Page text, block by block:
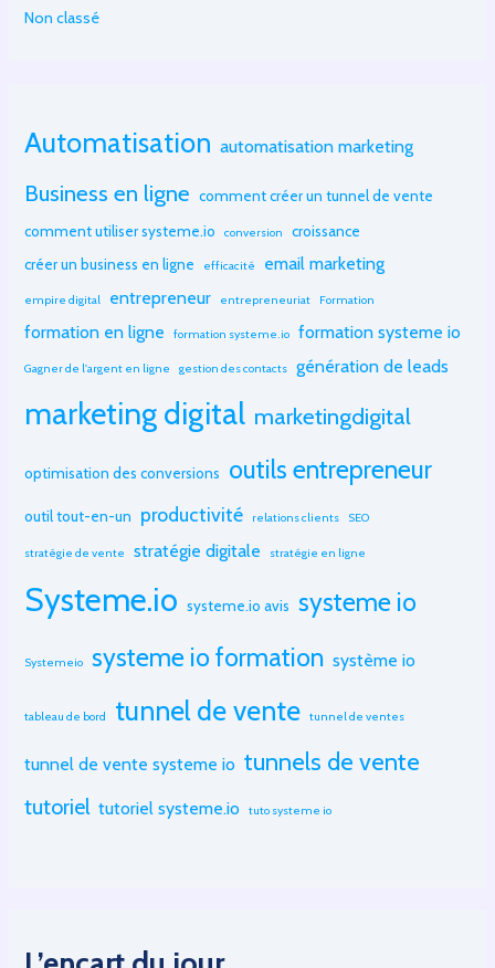
Non classé
Automatisation automatisation marketing
Business en ligne comment créer un tunnel de vente
comment utiliser systeme.io
conversion
croissance
créer un business en ligne
efficacité email marketing
empire digital entrepreneur entrepreneuriat Formation
formation en ligne formation systeme.io formation systeme io
Gagner de l'argent en ligne gestion des contacts génération de leads
marketing digital marketingdigital
optimisation des conversions outils entrepreneur
outil tout-en-un productivité relations clients SEO
stratégie de vente stratégie digitale stratégie en ligne
Systeme.io systeme.io avis systeme io
Systemeio systeme io formation système io
tableau de bord tunnel de vente tunnel de ventes
tunnel de vente systeme io tunnels de vente
tutoriel tutoriel systeme.io tuto systeme io